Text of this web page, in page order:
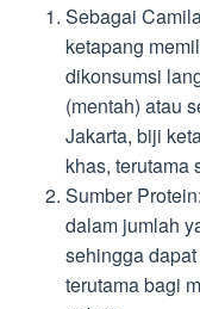
Sebagai
ketapang
dikonsumsi
(mentah) atau
Jakarta, biji
khas, terutama
Sumber
dalam jumlah
sehingga
terutama bagi